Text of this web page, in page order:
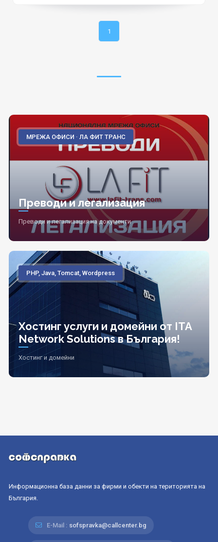
1
МРЕЖА ОФИСИ · ЛА ФИТ ТРАНС
Преводи и легализация
Преводи и легализация на документи
PHP, Java, Tomcat, Wordpress
Хостинг услуги и домейни от ITA
Network Solutions в България!
Хостинг и домейни
Информационна база данни за фирми и обекти на територията на
България.
E-Mail : sofspravka@callcenter.bg